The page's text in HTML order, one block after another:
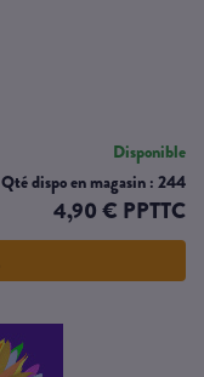
Disponible
Qté dispo en magasin : 244
4,90 € PPTTC